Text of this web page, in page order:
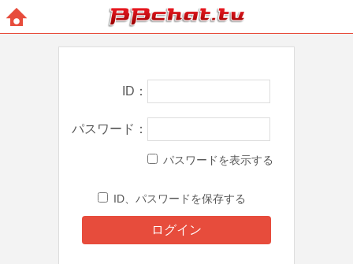
BBchatTV
ID
パスワード
パスワードを表示する
ID、パスワードを保存する